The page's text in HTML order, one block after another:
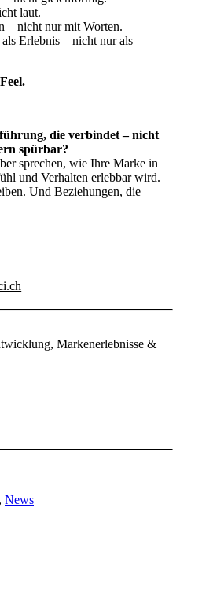
laut.
– nicht nur mit Worten.
Erlebnis – nicht nur als
die verbindet – nicht
spürbar?
sprechen, wie Ihre Marke in
und Verhalten erlebbar wird.
Und Beziehungen, die
Markenerlebnisse &
, News